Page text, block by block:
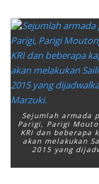
Sejumlah armada
Parigi, Parigi
KRI dan beberapa
akan melakukan
2015 yang